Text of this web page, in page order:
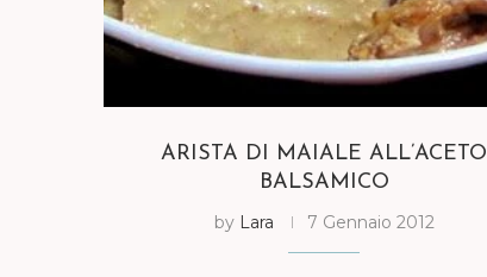
ARISTA DI MAIALE ALL’ACETO
BALSAMICO
by Lara 7 Gennaio 2012